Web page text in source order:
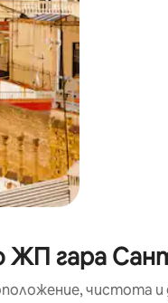
ЖП гара
чистота и